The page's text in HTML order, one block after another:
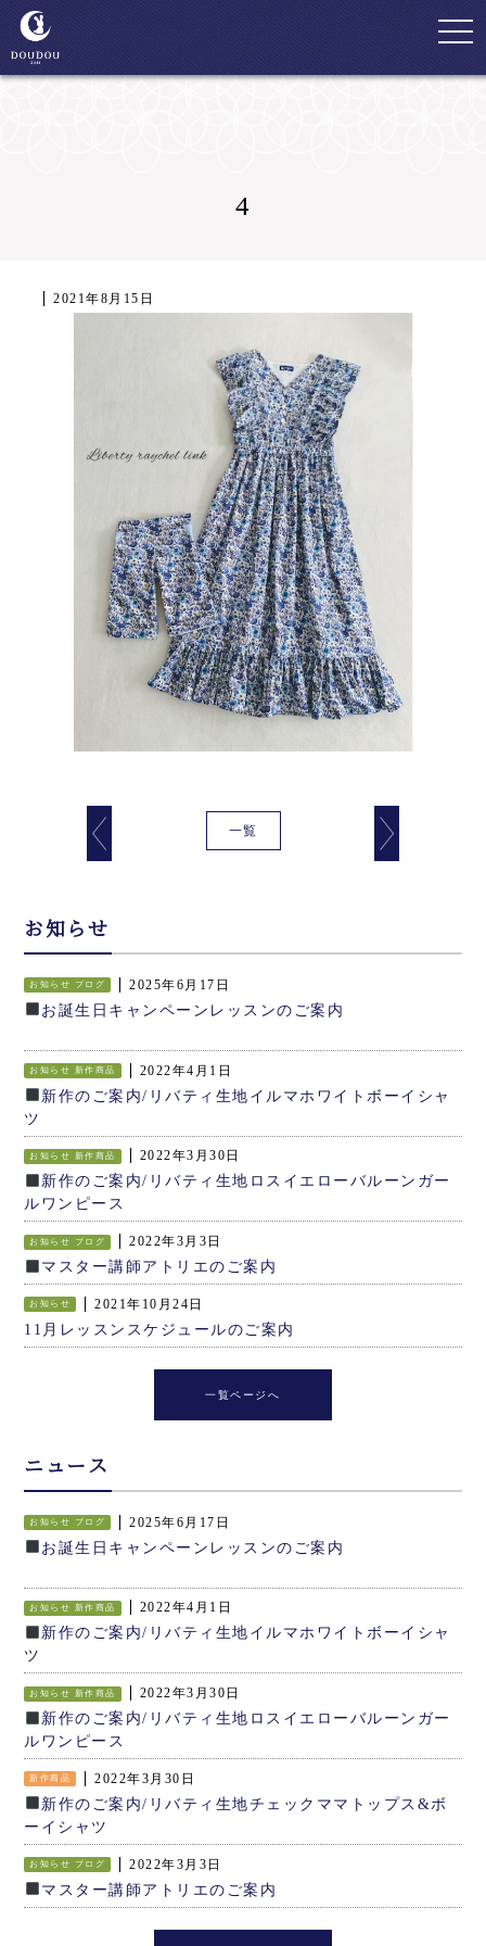
4
2021年8月15日
一覧
お知らせ
お知らせ ブログ 2025年6月17日
お誕生日キャンペーンレッスンのご案内
お知らせ 新作商品 2022年4月1日
新作のご案内/リバティ生地イルマホワイトボーイシャ
ツ
お知らせ 新作商品 2022年3月30日
新作のご案内/リバティ生地ロスイエローバルーンガー
ルワンピース
お知らせ ブログ 2022年3月3日
マスター講師アトリエのご案内
お知らせ 2021年10月24日
11月レッスンスケジュールのご案内
一覧ページへ
ニュース
お知らせ ブログ 2025年6月17日
お誕生日キャンペーンレッスンのご案内
お知らせ 新作商品 2022年4月1日
新作のご案内/リバティ生地イルマホワイトボーイシャ
ツ
お知らせ 新作商品 2022年3月30日
新作のご案内/リバティ生地ロスイエローバルーンガー
ルワンピース
新作商品 2022年3月30日
新作のご案内/リバティ生地チェックママトップス&ボ
ーイシャツ
お知らせ ブログ 2022年3月3日
マスター講師アトリエのご案内